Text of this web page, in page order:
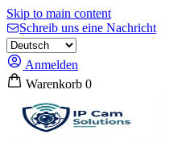
Skip to main content
Schreib uns eine Nachricht
Anmelden
Warenkorb 0